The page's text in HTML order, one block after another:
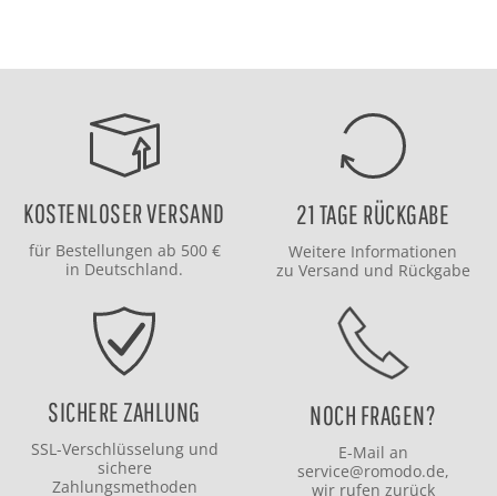
KOSTENLOSER VERSAND
für Bestellungen ab 500 €
in Deutschland.
21 TAGE RÜCKGABE
Weitere Informationen
zu Versand und Rückgabe
SICHERE ZAHLUNG
SSL-Verschlüsselung und
sichere
Zahlungsmethoden
NOCH FRAGEN?
E-Mail an
service@romodo.de,
wir rufen zurück